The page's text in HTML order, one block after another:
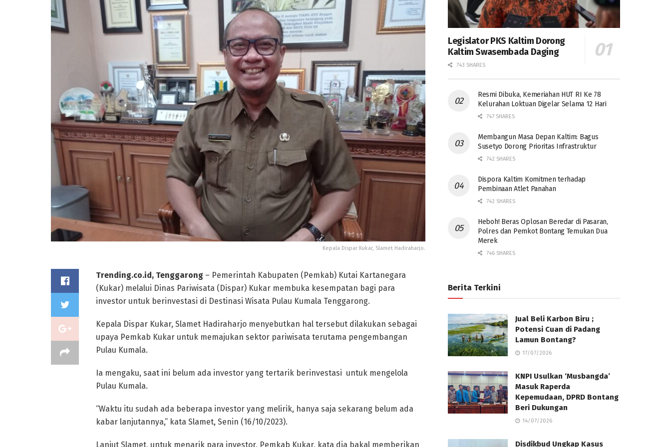
Kepala Dispar Kukar, Slamet Hadiraharjo.
Trending.co.id, Tenggarong – Pemerintah Kabupaten (Pemkab) Kutai Kartanegara
(Kukar) melalui Dinas Pariwisata (Dispar) Kukar membuka kesempatan bagi para
investor untuk berinvestasi di Destinasi Wisata Pulau Kumala Tenggarong.
Kepala Dispar Kukar, Slamet Hadiraharjo menyebutkan hal tersebut dilakukan sebagai
upaya Pemkab Kukar untuk memajukan sektor pariwisata terutama pengembangan
Pulau Kumala.
Ia mengaku, saat ini belum ada investor yang tertarik berinvestasi untuk mengelola
Pulau Kumala.
“Waktu itu sudah ada beberapa investor yang melirik, hanya saja sekarang belum ada
kabar lanjutannya,” kata Slamet, Senin (16/10/2023).
Lanjut Slamet, untuk menarik para investor, Pemkab Kukar, kata dia bakal memberikan
Legislator PKS Kaltim Dorong
Kaltim Swasembada Daging
743 SHARES
Resmi Dibuka, Kemeriahan HUT RI Ke 78
Kelurahan Loktuan Digelar Selama 12 Hari
747 SHARES
Membangun Masa Depan Kaltim: Bagus
Susetyo Dorong Prioritas Infrastruktur
742 SHARES
Dispora Kaltim Komitmen terhadap
Pembinaan Atlet Panahan
742 SHARES
Heboh! Beras Oplosan Beredar di Pasaran,
Polres dan Pemkot Bontang Temukan Dua
Merek
746 SHARES
Berita Terkini
Jual Beli Karbon Biru ;
Potensi Cuan di Padang
Lamun Bontang?
17/07/2026
KNPI Usulkan ‘Musbangda’
Masuk Raperda
Kepemudaan, DPRD Bontang
Beri Dukungan
14/07/2026
Disdikbud Ungkap Kasus